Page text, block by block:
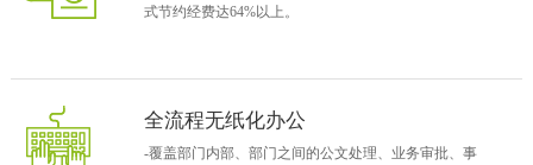
CA签章
式节约经费达64%以上。
全流程无纸化办公
-覆盖部门内部、部门之间的公文处理、业务审批、事